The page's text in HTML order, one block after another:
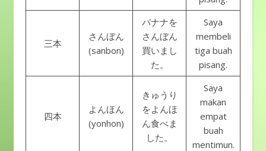
三本
さんぼん
(sanbon)
バナナを
さんぼん
買いまし
た。
Saya
membeli
tiga buah
pisang.
四本
よんほん
(yonhon)
きゅうり
をよんほ
ん食べま
した。
Saya
makan
empat
buah
mentimun.